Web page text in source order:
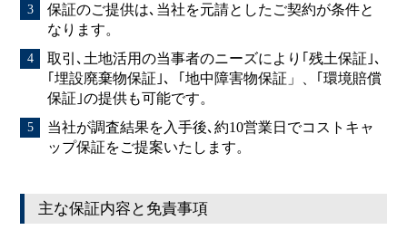
保証のご提供は､当社を元請としたご契約が条件と
なります。
取引､土地活用の当事者のニーズにより｢残土保証｣､
｢埋設廃棄物保証｣､「地中障害物保証」、｢環境賠償
保証｣の提供も可能です。
当社が調査結果を入手後､約10営業日でコストキャ
ップ保証をご提案いたします。
主な保証内容と免責事項